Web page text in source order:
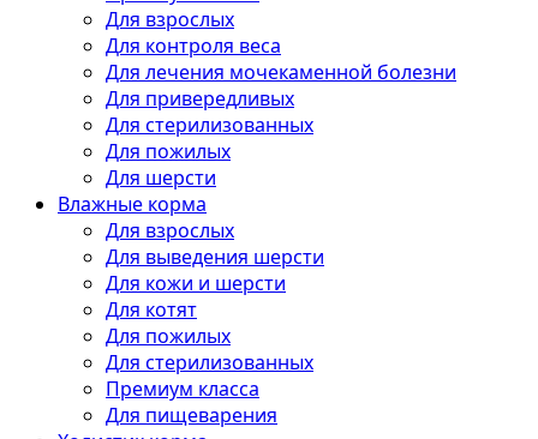
Для взрослых
Для контроля веса
Для лечения мочекаменной болезни
Для привередливых
Для стерилизованных
Для пожилых
Для шерсти
Влажные корма
Для взрослых
Для выведения шерсти
Для кожи и шерсти
Для котят
Для пожилых
Для стерилизованных
Премиум класса
Для пищеварения